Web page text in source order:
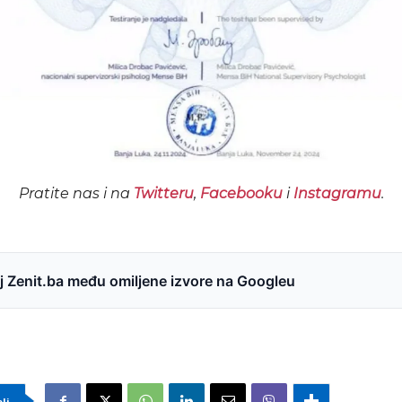
Pratite nas i na Twitteru, Facebookui Instagramu.
Zenit.ba među omiljene izvore na Googleu